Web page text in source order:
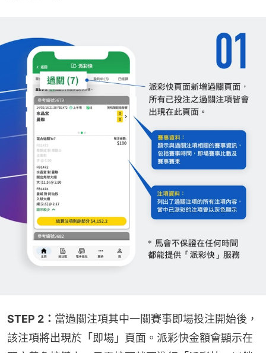
STEP 2： 當過關注項其中一關賽事即場投注開始後，
該注項將出現於「即場」頁面。派彩快金額會顯示在